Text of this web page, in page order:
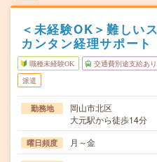
＜未経験OK＞難しい
カンタン経理サポート
職種未経験OK 交通費別途支給あり
派遣
勤務地
岡山市北区
大元駅から徒歩14分
曜日頻度 月～金